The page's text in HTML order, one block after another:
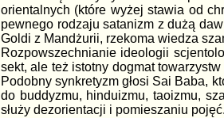
orientalnych (które wyżej stawia od
pewnego rodzaju satanizm z dużą
Goldi z Mandżurii, rzekoma wiedza
Rozpowszechnianie ideologii
sekt, ale też istotny dogmat
Podobny synkretyzm głosi Sai Baba,
do buddyzmu, hinduizmu, taoizmu,
służy dezorientacji i pomieszaniu